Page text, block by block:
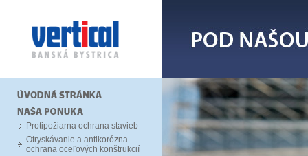
Protipožiarna ochrana stavieb
Otryskávanie a antikorózna
ochrana oceľových konštrukcií